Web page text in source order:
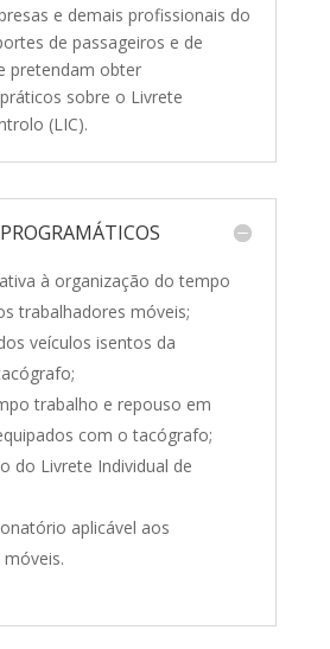
e demais profissionais do
de passageiros e de
pretendam obter
sobre o Livrete
(LIC).
à organização do tempo
trabalhadores móveis;
veículos isentos da
trabalho e repouso em
com o tacógrafo;
do Livrete Individual de
aplicável aos